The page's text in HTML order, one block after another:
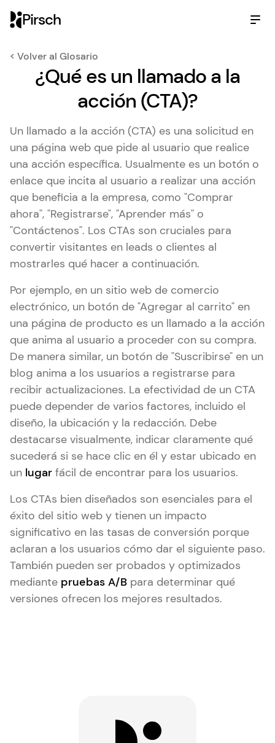
Pirsch
< Volver al Glosario
¿Qué es un llamado a la
acción (CTA)?
Un llamado a la acción (CTA) es una solicitud en
una página web que pide al usuario que realice
una acción específica. Usualmente es un botón o
enlace que incita al usuario a realizar una acción
que beneficia a la empresa, como "Comprar
ahora", "Registrarse", "Aprender más" o
"Contáctenos". Los CTAs son cruciales para
convertir visitantes en leads o clientes al
mostrarles qué hacer a continuación.
Por ejemplo, en un sitio web de comercio
electrónico, un botón de "Agregar al carrito" en
una página de producto es un llamado a la acción
que anima al usuario a proceder con su compra.
De manera similar, un botón de "Suscribirse" en un
blog anima a los usuarios a registrarse para
recibir actualizaciones. La efectividad de un CTA
puede depender de varios factores, incluido el
diseño, la ubicación y la redacción. Debe
destacarse visualmente, indicar claramente qué
sucederá si se hace clic en él y estar ubicado en
un lugar fácil de encontrar para los usuarios.
Los CTAs bien diseñados son esenciales para el
éxito del sitio web y tienen un impacto
significativo en las tasas de conversión porque
aclaran a los usuarios cómo dar el siguiente paso.
También pueden ser probados y optimizados
mediante pruebas A/B para determinar qué
versiones ofrecen los mejores resultados.